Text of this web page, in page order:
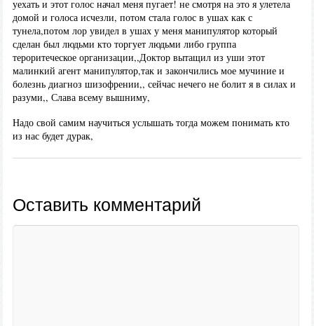
уехать и этот голос начал меня пугает! не смотря на это я улетела
домой и голоса исчезли, потом стала голос в ушах как с
тунела,потом лор увидел в ушах у меня манипулятор который
сделан был людьми кто торгует людьми либо группа
тероритеческое организации,,Доктор вытащил из уши этот
малинкий агент манипулятор,так и закончились мое мучиние и
болезнь диагноз шизофрении,, сейчас нечего не болит я в силах и
разуми,, Слава всему вышниму,
Надо свой самим научиться услышать тогда можем понимать кто
из нас будет дурак,
Оставить комментарий